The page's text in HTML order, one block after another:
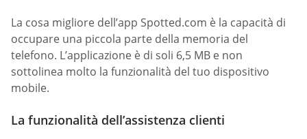
La cosa migliore dell’app Spotted.com è la capacità di
occupare una piccola parte della memoria del
telefono. L’applicazione è di soli 6,5 MB e non
sottolinea molto la funzionalità del tuo dispositivo
mobile.
La funzionalità dell’assistenza clienti